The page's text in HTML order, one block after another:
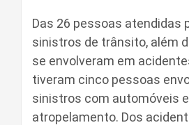
Das 26 pessoas atendidas
sinistros de trânsito, além
se envolveram em
tiveram cinco pessoas
sinistros com automóveis
atropelamento. Dos